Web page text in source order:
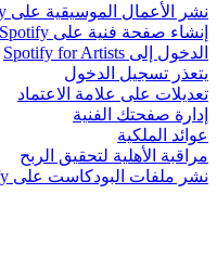
نشر الأعمال الموسيقية على Spotify
إنشاء صفحة فنية على Spotify
الدخول إلى Spotify for Artists
يتعذر تسجيل الدخول
تعديلات على علامة الاعتماد
إدارة صفحتك الفنية
عوائد الملكية
مراقبة الأهلية لتحقيق الربح
نشر ملفات البودكاست على Spotify